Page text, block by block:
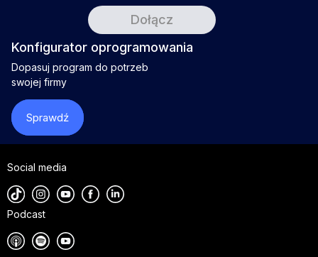
Konfigurator oprogramowania
Dopasuj program do potrzeb
swojej firmy
Sprawdź
Social media
Podcast